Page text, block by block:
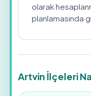
olarak
planlamasında
Artvin İlçeleri